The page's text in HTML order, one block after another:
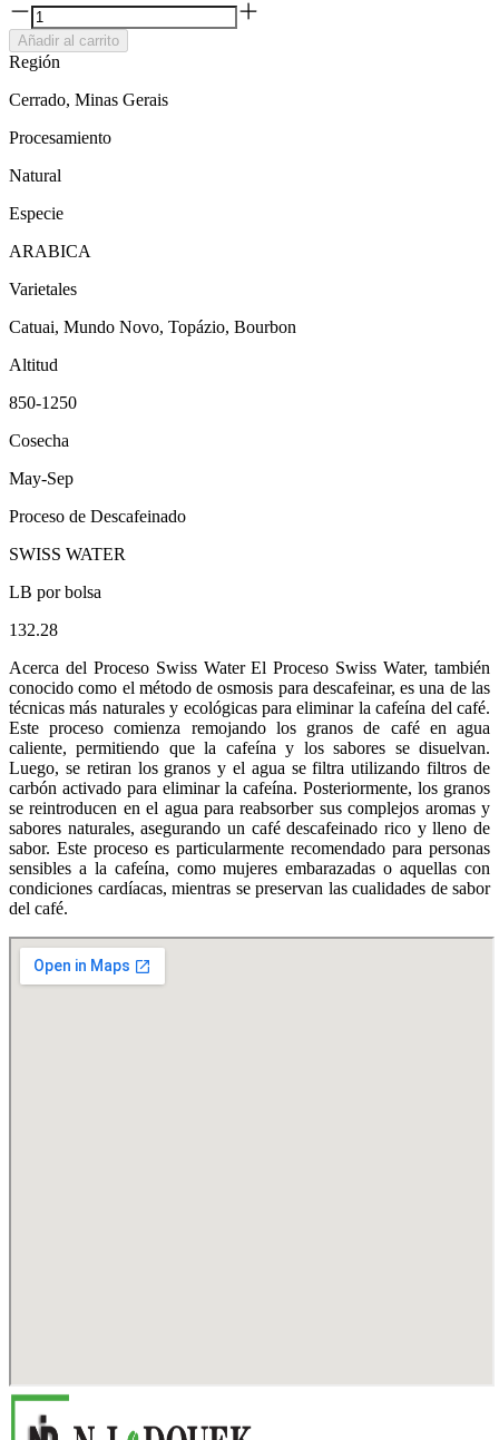
Añadir al carrito
Región
Cerrado, Minas Gerais
Procesamiento
Natural
Especie
ARABICA
Varietales
Catuai, Mundo Novo, Topázio, Bourbon
Altitud
850-1250
Cosecha
May-Sep
Proceso de Descafeinado
SWISS WATER
LB por bolsa
132.28
Acerca del Proceso Swiss Water El Proceso Swiss Water, también
conocido como el método de osmosis para descafeinar, es una de las
técnicas más naturales y ecológicas para eliminar la cafeína del café.
Este proceso comienza remojando los granos de café en agua
caliente, permitiendo que la cafeína y los sabores se disuelvan.
Luego, se retiran los granos y el agua se filtra utilizando filtros de
carbón activado para eliminar la cafeína. Posteriormente, los granos
se reintroducen en el agua para reabsorber sus complejos aromas y
sabores naturales, asegurando un café descafeinado rico y lleno de
sabor. Este proceso es particularmente recomendado para personas
sensibles a la cafeína, como mujeres embarazadas o aquellas con
condiciones cardíacas, mientras se preservan las cualidades de sabor
del café.